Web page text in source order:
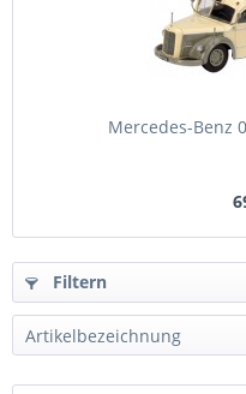
Mercedes-Benz
Filtern